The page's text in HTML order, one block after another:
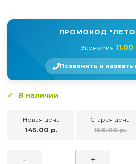
ПРОМОКОД
Экономия 11.00
Позвонить и
В наличии
Новая цена
145.00 р.
Старая цена
156.00 р.
- +